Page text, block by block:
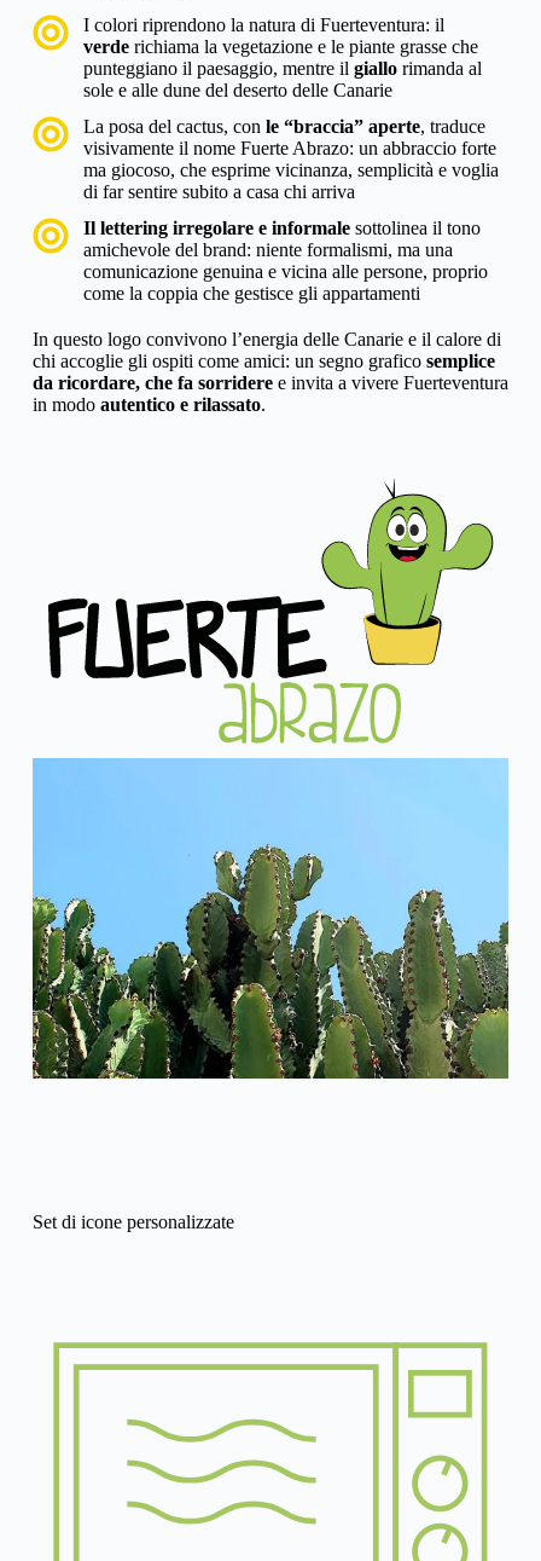
I colori riprendono la natura di Fuerteventura: il
verde richiama la vegetazione e le piante grasse che
punteggiano il paesaggio, mentre ilgiallo rimanda al
sole e alle dune del deserto delle Canarie
La posa del cactus, conle “braccia” aperte, traduce
visivamente il nome Fuerte Abrazo: un abbraccio forte
ma giocoso, che esprime vicinanza, semplicità e voglia
di far sentire subito a casa chi arriva
Il lettering irregolare e informale sottolinea il tono
amichevole del brand: niente formalismi, ma una
comunicazione genuina e vicina alle persone, proprio
come la coppia che gestisce gli appartamenti
In questo logo convivono l’energia delle Canarie e il calore di
chi accoglie gli ospiti come amici: un segno grafico semplice
da ricordare, che fa sorridere e invita a vivere Fuerteventura
in modo autentico e rilassato.
Set di icone personalizzate